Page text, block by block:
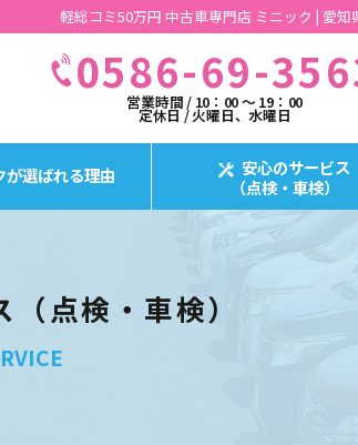
軽総コミ50万円 中古車専門店 ミニック | 愛
0586-69-
営業時間 / 10：00 ～ 19：00
定休日 / 火曜日、水曜日
が選ばれる理由
安心のサービス
（点検・車検）
（点検・車検）